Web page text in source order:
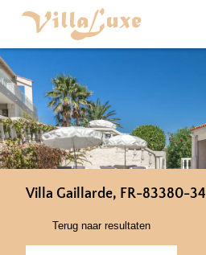
Villa Gaillarde, FR-83380-34
Terug naar resultaten